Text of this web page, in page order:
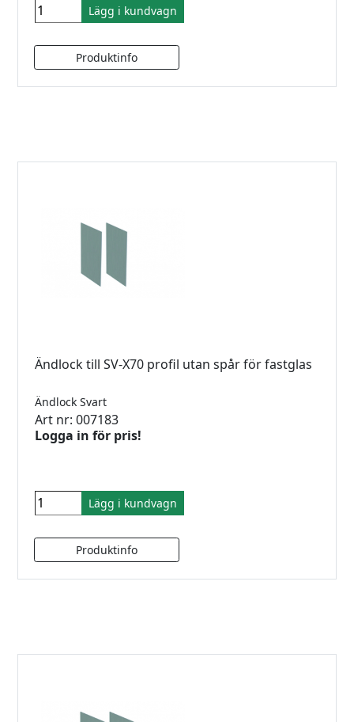
Lägg i kundvagn
Ändlock till SV-X70 profil utan spår för fastglas
Ändlock Svart
Art nr: 007183
Logga in för pris!
Lägg i kundvagn